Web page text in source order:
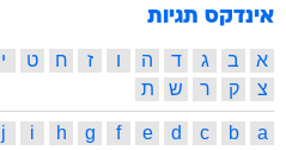
אינדקס תגיות
א ב ג ד ה ו ז ח ט י
צ
ק ר ש ת
a
b
c
d
e
f
g
h
i
j